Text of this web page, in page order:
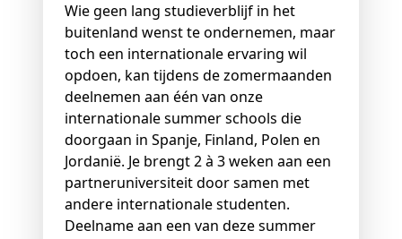
Wie geen lang studieverblijf in het
buitenland wenst te ondernemen, maar
toch een internationale ervaring wil
opdoen, kan tijdens de zomermaanden
deelnemen aan één van onze
internationale summer schools die
doorgaan in Spanje, Finland, Polen en
Jordanië. Je brengt 2 à 3 weken aan een
partneruniversiteit door samen met
andere internationale studenten.
Deelname aan een van deze summer